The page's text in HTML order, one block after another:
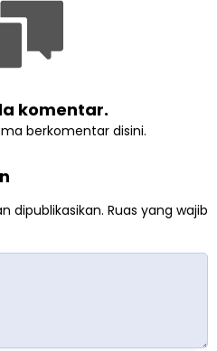
komentar.
berkomentar disini.
dipublikasikan. Ruas yang wajib